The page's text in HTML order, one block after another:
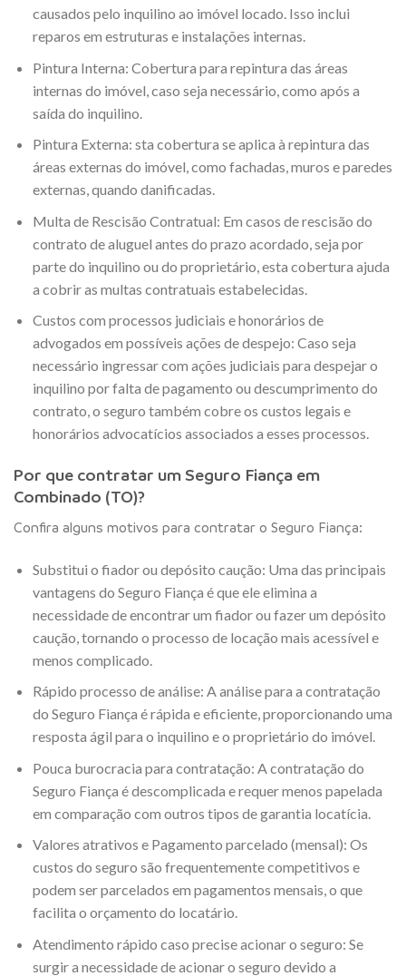
causados pelo inquilino ao imóvel locado. Isso inclui
reparos em estruturas e instalações internas.
Pintura Interna: Cobertura para repintura das áreas
internas do imóvel, caso seja necessário, como após a
saída do inquilino.
Pintura Externa: sta cobertura se aplica à repintura das
áreas externas do imóvel, como fachadas, muros e paredes
externas, quando danificadas.
Multa de Rescisão Contratual: Em casos de rescisão do
contrato de aluguel antes do prazo acordado, seja por
parte do inquilino ou do proprietário, esta cobertura ajuda
a cobrir as multas contratuais estabelecidas.
Custos com processos judiciais e honorários de
advogados em possíveis ações de despejo: Caso seja
necessário ingressar com ações judiciais para despejar o
inquilino por falta de pagamento ou descumprimento do
contrato, o seguro também cobre os custos legais e
honorários advocatícios associados a esses processos.
Por que contratar um Seguro Fiança em
Combinado (TO)?
Confira alguns motivos para contratar o Seguro Fiança:
Substitui o fiador ou depósito caução: Uma das principais
vantagens do Seguro Fiança é que ele elimina a
necessidade de encontrar um fiador ou fazer um depósito
caução, tornando o processo de locação mais acessível e
menos complicado.
Rápido processo de análise: A análise para a contratação
do Seguro Fiança é rápida e eficiente, proporcionando uma
resposta ágil para o inquilino e o proprietário do imóvel.
Pouca burocracia para contratação: A contratação do
Seguro Fiança é descomplicada e requer menos papelada
em comparação com outros tipos de garantia locatícia.
Valores atrativos e Pagamento parcelado (mensal): Os
custos do seguro são frequentemente competitivos e
podem ser parcelados em pagamentos mensais, o que
facilita o orçamento do locatário.
Atendimento rápido caso precise acionar o seguro: Se
surgir a necessidade de acionar o seguro devido a